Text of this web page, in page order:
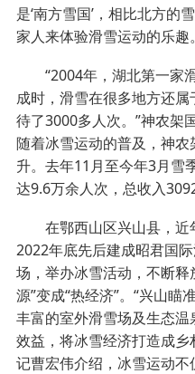
是‘南方雪国’，相比北方的
家人来体验滑雪运动的乐趣
“2004年，湖北第一家
成时，滑雪在很多地方还
待了3000多人次。”神农架
随着冰雪运动的普及，神
升。去年11月至今年3月雪
达9.6万余人次，总收入3092
在鄂西山区兴山县，近
2022年底先后建成昭君国
场，举办冰雪活动，不断
源”变成“热经济”。“兴山瞄
丰富的室外滑雪场及生态
效益，将冰雪经济打造成乡
记曹宏伟介绍，冰雪运动